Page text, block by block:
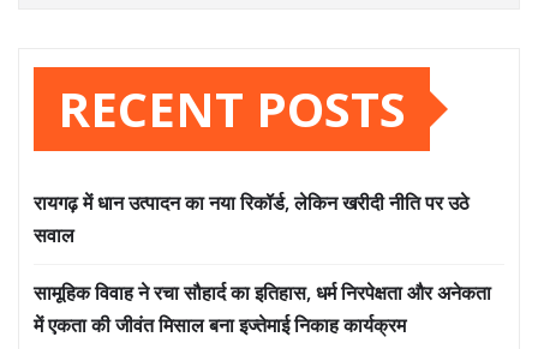
RECENT POSTS
रायगढ़ में धान उत्पादन का नया रिकॉर्ड, लेकिन खरीदी नीति पर उठे
सवाल
सामूहिक विवाह ने रचा सौहार्द का इतिहास, धर्म निरपेक्षता और अनेकता
में एकता की जीवंत मिसाल बना इज्तेमाई निकाह कार्यक्रम